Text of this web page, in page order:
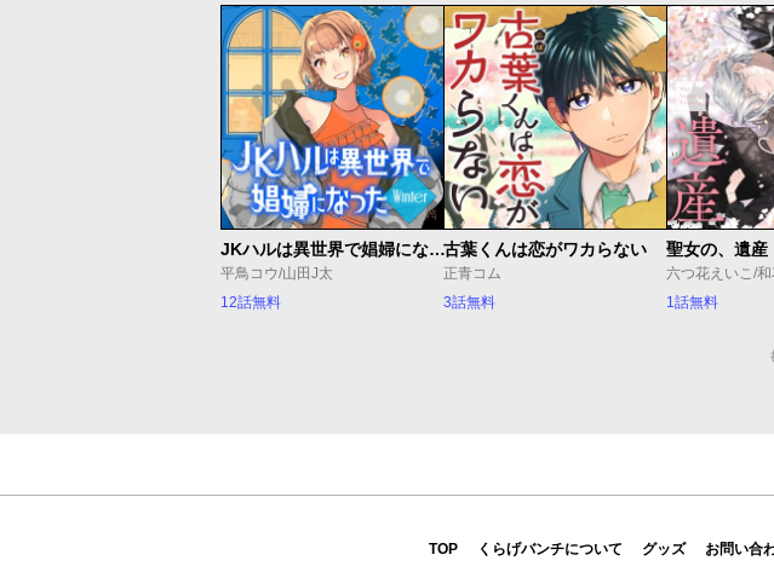
JKハルは異世界で娼婦になった Winter
平鳥コウ/山田J太
12話無料
古葉くんは恋がワカらない
正青コム
3話無料
聖女の、遺産
六つ花えいこ/
1話無料
TOP くらげバンチについて グッズ お問い合